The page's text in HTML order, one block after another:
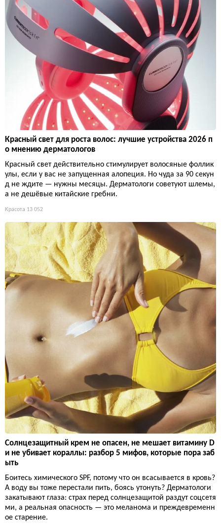
Красный свет для роста волос: лучшие устройства 2026 п
о мнению дерматологов
Красный свет действительно стимулирует волосяные фоллик
улы, если у вас не запущенная алопеция. Но чуда за 90 секун
д не ждите — нужны месяцы. Дерматологи советуют шлемы,
а не дешёвые китайские гребни.
Красота 13 052
Солнцезащитный крем не опасен, не мешает витамину D
и не убивает кораллы: разбор 5 мифов, которые пора заб
ыть
Боитесь химического SPF, потому что он всасывается в кровь?
А воду вы тоже перестали пить, боясь утонуть? Дерматологи
закатывают глаза: страх перед солнцезащитой раздут соцсетя
ми, а реальная опасность — это меланома и преждевременн
ое старение.